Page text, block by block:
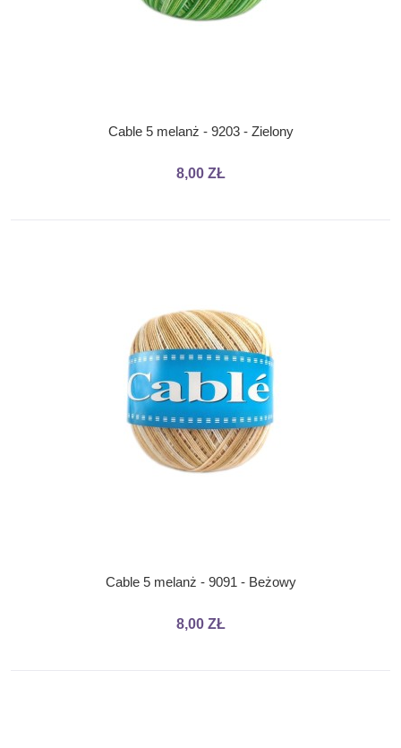
Cable 5 melanż - 9203 - Zielony
8,00 ZŁ
Cable 5 melanż - 9091 - Beżowy
8,00 ZŁ